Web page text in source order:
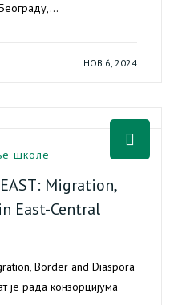
НОВ 6, 2024
школе
Migration,
East-Central
Border and Diaspora
је рада конзорцијума